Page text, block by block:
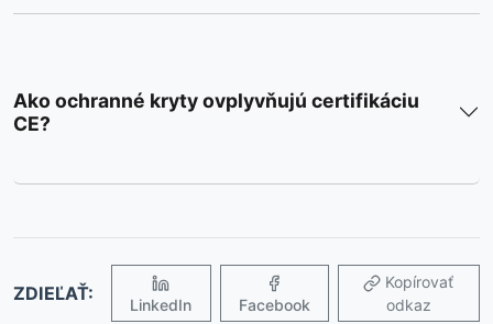
Ako ochranné kryty ovplyvňujú certifikáciu
CE?
ZDIEĽAŤ:
LinkedIn Facebook
odkaz